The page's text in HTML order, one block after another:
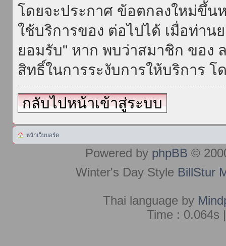
โดยจะประกาศ ข้อตกลงใหม่ขึ้น
ใช้บริการของ ต่อไปได้ เมื่อท่า
ยอมรับ" หาก พบว่าสมาชิก ของ
สิทธิ์ในการระงับการให้บริการ
กลับไปหน้าเข้าสู่ระบบ
หน้าเว็บบอร์ด
Powered by phpBB ©
Winter's Day Style BillStur
Thai language by
Time : 0.064s